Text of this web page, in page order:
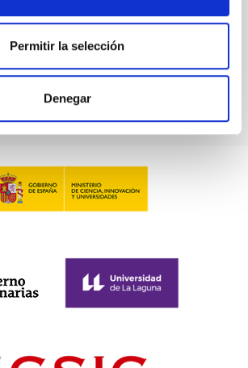
Permitir la selección
Denegar